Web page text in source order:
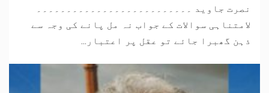
نصرت جاوید ۔۔۔۔۔۔۔۔۔۔۔۔۔۔۔۔۔۔۔۔۔۔۔۔۔۔
لامتناہی سوالات کے جواب نہ مل پانے کی وجہ سے
ذہن گھبرا جائے تو عقل پر اعتبار...